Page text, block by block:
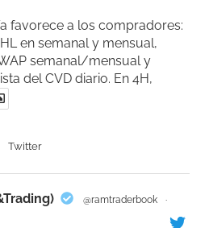
favorece a los compradores:
en semanal y mensual,
semanal/mensual y
del CVD diario. En 4H,
Twitter
@ramtraderbook
·